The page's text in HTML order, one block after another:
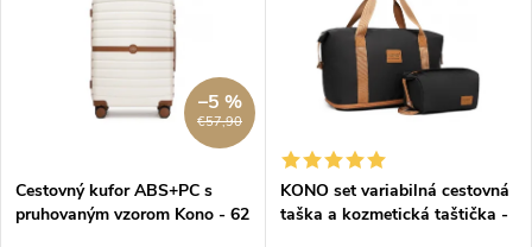
€57,90
–5 %
Cestovný kufor ABS+PC s
pruhovaným vzorom Kono - 62
KONO set variabilná cestovná
taška a kozmetická taštička -